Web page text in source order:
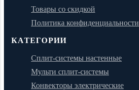
Товары со скидкой
Политика конфиденциальности
КАТЕГОРИИ
Сплит-системы настенные
Мульти сплит-системы
Конвекторы электрические